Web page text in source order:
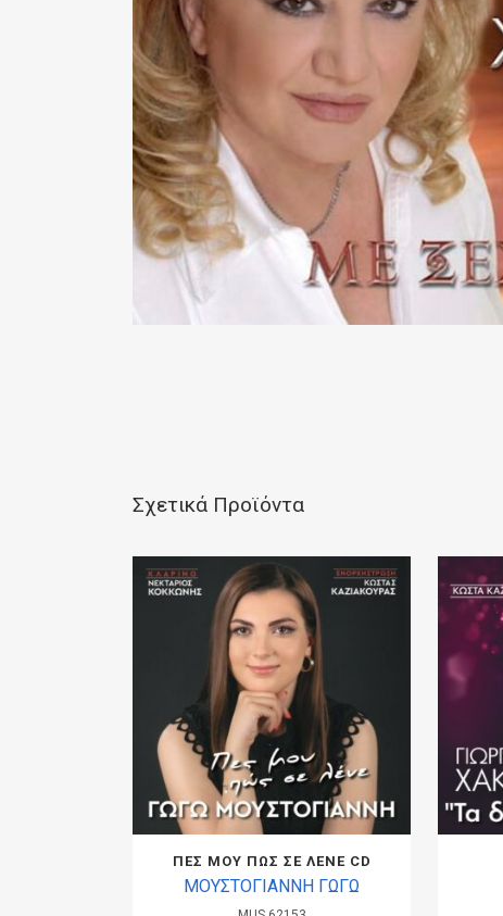
Σχετικά Προϊόντα
ΠΕΣ ΜΟΥ ΠΩΣ ΣΕ ΛΕΝΕ CD
ΜΟΥΣΤΟΓΙΑΝΝΗ ΓΩΓΩ